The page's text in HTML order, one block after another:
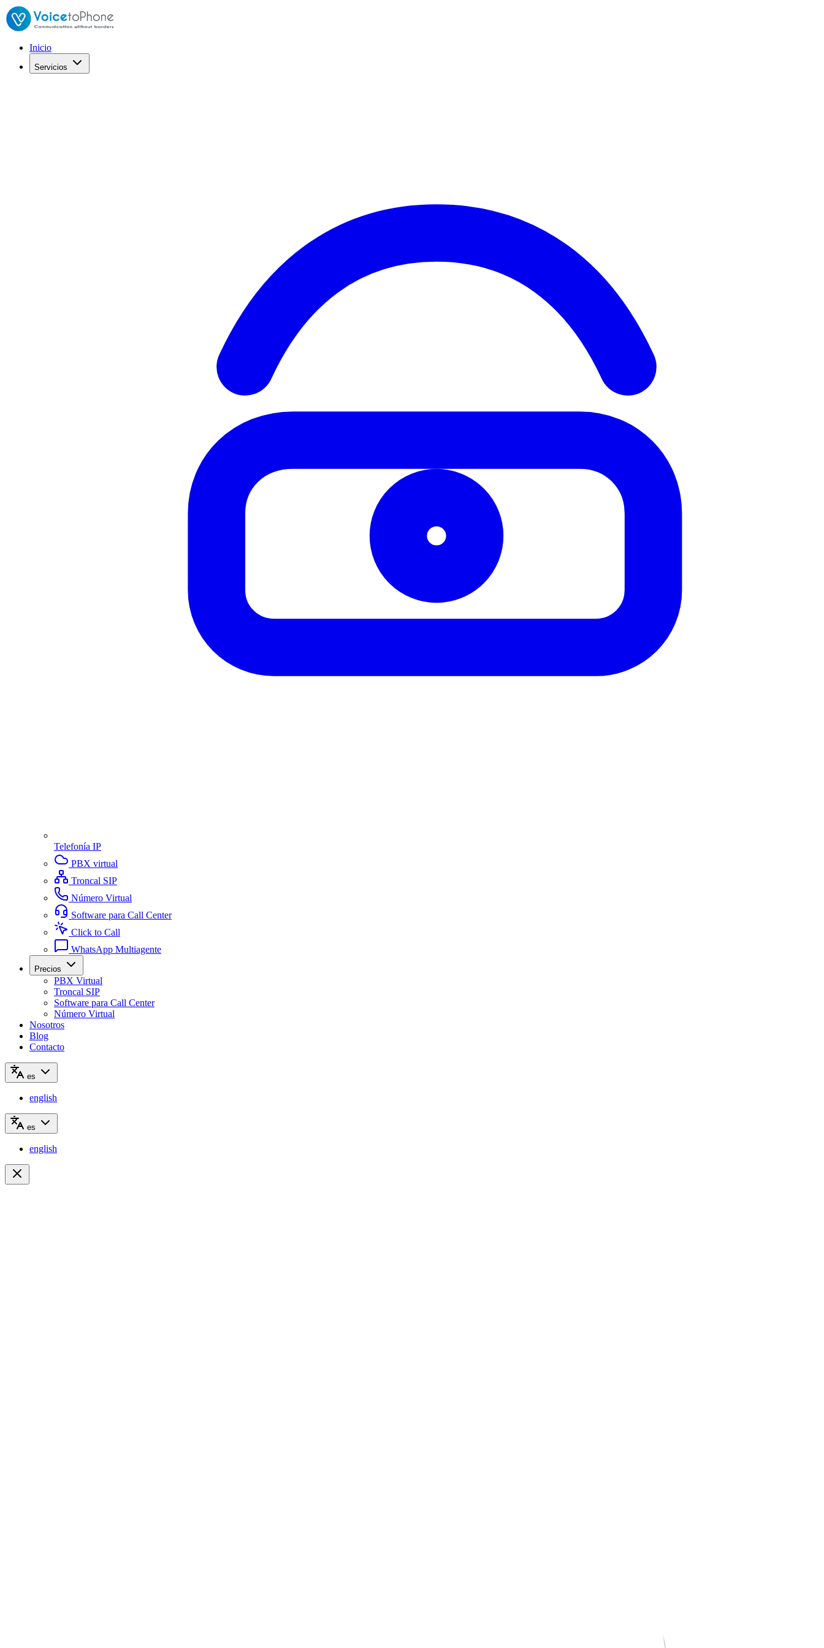
Inicio
Servicios
Telefonía IP
PBX virtual
Troncal SIP
Número Virtual
Software para Call Center
Click to Call
WhatsApp Multiagente
Precios
PBX Virtual
Troncal SIP
Software para Call Center
Número Virtual
Nosotros
Blog
Contacto
es
english
es
english